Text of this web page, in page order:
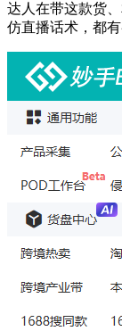
达人在带这款货
仿直播话术，都有